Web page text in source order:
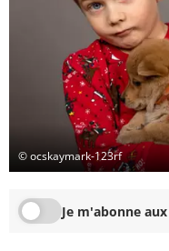
© ocskaymark-123rf
Je m'abonne